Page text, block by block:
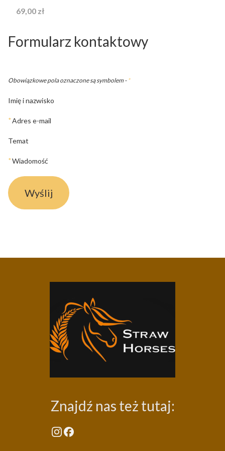
Cena
69,00 zł
Formularz kontaktowy
Obowiązkowe pola oznaczone są symbolem - *
Imię i nazwisko
*Adres e-mail
Temat
*Wiadomość
Wyślij
Znajdź nas też tutaj: